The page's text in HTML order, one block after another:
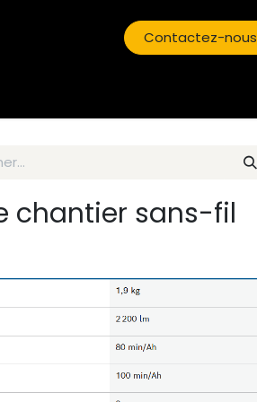
Contactez-nous
chantier sans-fil